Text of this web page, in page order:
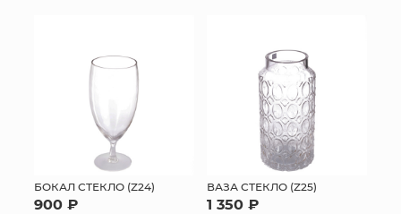
БОКАЛ СТЕКЛО (Z24)
900 ₽
ВАЗА СТЕКЛО (Z25)
1 350 ₽